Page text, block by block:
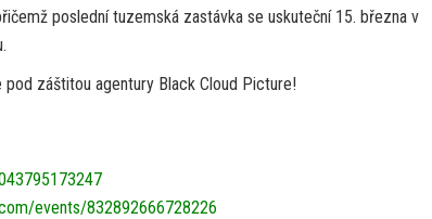
poslední tuzemská zastávka se uskuteční 15. března v
pod záštitou agentury Black Cloud Picture!
events/832892666728226